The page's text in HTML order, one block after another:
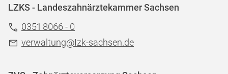
LZKS - Landeszahnärztekammer Sachsen
0351 8066 - 0
verwaltung@Izk-sachsen.de